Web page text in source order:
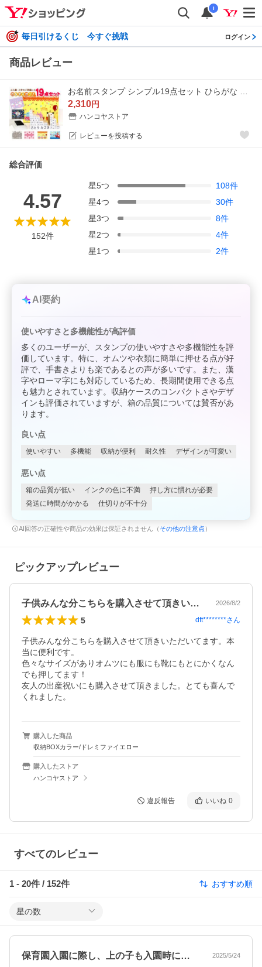
i
毎日引けるくじ 今すぐ挑戦 ログイン
商品レビュー
2,310円
ハンコヤストア
レビューを投稿する
総合評価
4.57
152件
星5つ 108件
星4つ 30件
星3つ 8件
星2つ 4件
星1つ 2件
AI要約
使いやすさと多機能性が高評価
多くのユーザーが、スタンプの使いやすさや多機能性を評
価しています。特に、オムツや衣類に簡単に押せる点が好
評で、手書きよりも楽であるとの声が多いです。また、漢
字やローマ字にも対応しているため、長期間使用できる点
も魅力とされています。収納ケースのコンパクトさやデザ
インも評価されていますが、箱の品質については賛否があ
ります。
良い点
使いやすい 多機能 収納が便利 耐久性 デザインが可愛い
悪い点
箱の品質が低い インクの色に不満
押し方に慣れが必要
発送に時間がかかる
仕切りが不十分
AI回答の正確性や商品の効果は保証されません（ その他の注意点 ）
ピックアップレビュー
子供みんな分こちらを購入させて頂きいた… 2026/8/2
5 dft********さん
子供みんな分こちらを購入させて頂きいただいてます。本
当に便利です。
色々なサイズがありオムツにも服にも靴にもとにかくなん
でも押してます！
友人の出産祝いにも購入させて頂きました。とても喜んで
くれました。
購入した商品
収納BOXカラー/ドレミファイエロー
購入したストア
ハンコヤストア
違反報告 いいね 0
すべてのレビュー
1 - 20件 / 152件 おすすめ順
星の数
保育園入園に際し、上の子も入園時にこち… 2025/5/24